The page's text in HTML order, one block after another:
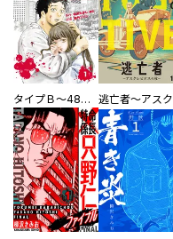
タイプＢ～48時間後、致死率100％～【単話】